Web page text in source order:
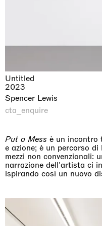
Untitled
2023
Spencer Lewis
cta_enquire
Put a Mess è un incontro
e azione; è un percorso
mezzi non convenzionali:
narrazione dell'artista ci
ispirando così un nuovo